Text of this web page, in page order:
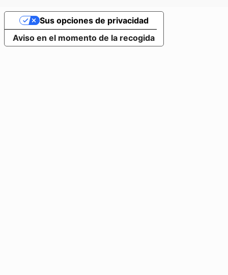
Aviso en el momento de la recogida
Sus opciones de privacidad